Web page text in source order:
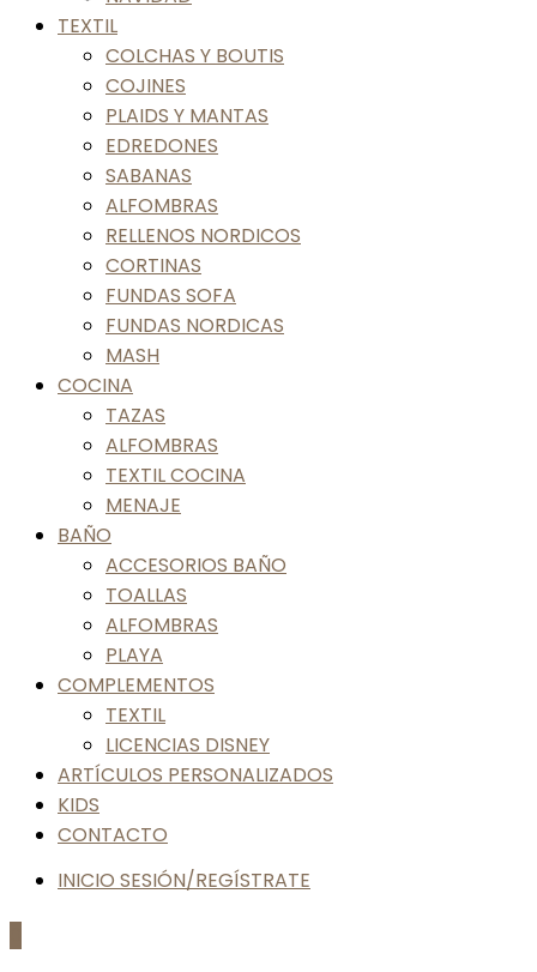
TEXTIL
COLCHAS Y BOUTIS
COJINES
PLAIDS Y MANTAS
EDREDONES
SABANAS
ALFOMBRAS
RELLENOS NORDICOS
CORTINAS
FUNDAS SOFA
FUNDAS NORDICAS
MASH
COCINA
TAZAS
ALFOMBRAS
TEXTIL COCINA
MENAJE
BAÑO
ACCESORIOS BAÑO
TOALLAS
ALFOMBRAS
PLAYA
COMPLEMENTOS
TEXTIL
LICENCIAS DISNEY
ARTÍCULOS PERSONALIZADOS
KIDS
CONTACTO
INICIO SESIÓN/REGÍSTRATE